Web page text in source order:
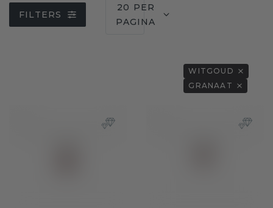
FILTERS
20 PER
PAGINA
WITGOUD
GRANAAT